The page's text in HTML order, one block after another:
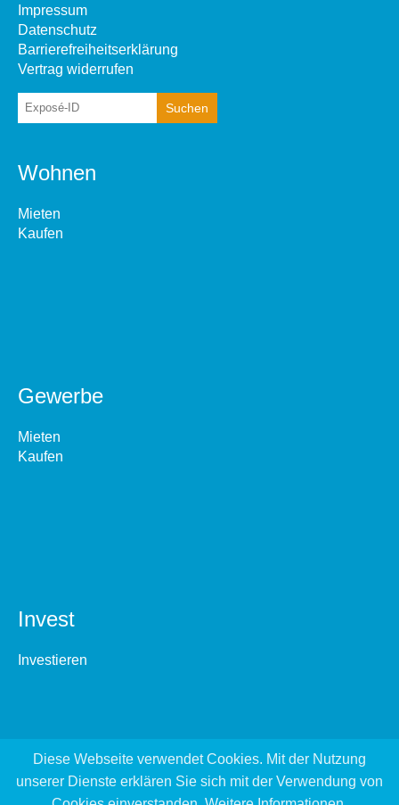
Impressum
Datenschutz
Barrierefreiheitserklärung
Vertrag widerrufen
Wohnen
Mieten
Kaufen
Gewerbe
Mieten
Kaufen
Invest
Investieren
Diese Webseite verwendet Cookies. Mit der Nutzung
unserer Dienste erklären Sie sich mit der Verwendung von